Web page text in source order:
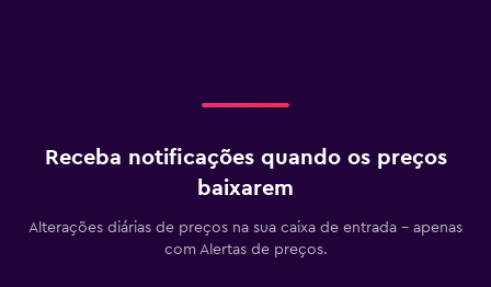
Receba notificações quando os preços
baixarem
Alterações diárias de preços na sua caixa de entrada - apenas
com Alertas de preços.